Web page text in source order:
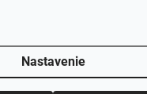
Nastavenie
Chcem zľavu